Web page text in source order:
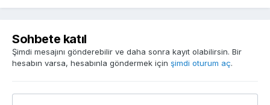
Sohbete katıl
Şimdi mesajını gönderebilir ve daha sonra kayıt olabilirsin. Bir
hesabın varsa, hesabınla göndermek için şimdi oturum aç.